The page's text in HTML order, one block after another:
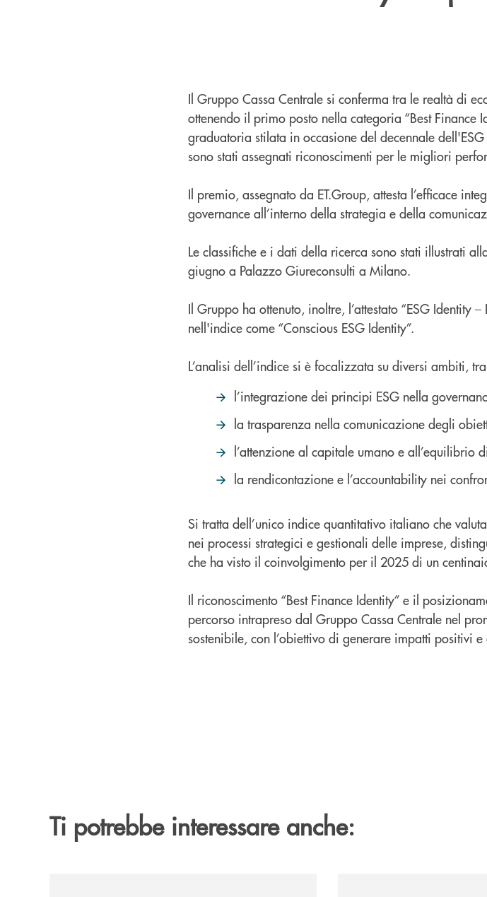
Il Gruppo Cassa Centrale si conferma tra le realtà di
ottenendo il primo posto nella categoria “Best Finance
graduatoria stilata in occasione del decennale
sono stati assegnati riconoscimenti per le migliori
Il premio, assegnato da ET.Group, attesta l’efficace
governance all’interno della strategia e della
Le classifiche e i dati della ricerca sono stati illustrati
giugno a Palazzo Giureconsulti a Milano.
Il Gruppo ha ottenuto, inoltre, l’attestato “ESG Identity
nell'indice come “Conscious ESG Identity”.
L’analisi dell’indice si è focalizzata su diversi ambiti,
l’integrazione dei principi ESG nella
la trasparenza nella comunicazione degli
l’attenzione al capitale umano e all’equilibrio
la rendicontazione e l’accountability nei
Si tratta dell’unico indice quantitativo italiano che
nei processi strategici e gestionali delle imprese,
che ha visto il coinvolgimento per il 2025 di un
Il riconoscimento “Best Finance Identity” e il
percorso intrapreso dal Gruppo Cassa Centrale nel
sostenibile, con l’obiettivo di generare impatti positivi
Ti potrebbe interessare anche: